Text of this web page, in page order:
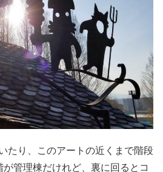
たり、このアートの近くまで階段
管理棟だけれど、裏に回るとコ